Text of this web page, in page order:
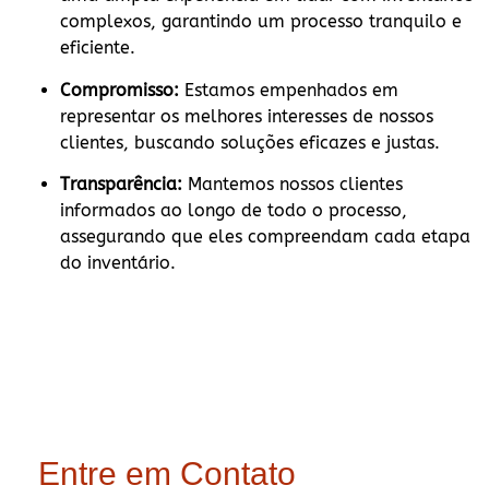
complexos, garantindo um processo tranquilo e
eficiente.
Compromisso: Estamos empenhados em
representar os melhores interesses de nossos
clientes, buscando soluções eficazes e justas.
Transparência: Mantemos nossos clientes
informados ao longo de todo o processo,
assegurando que eles compreendam cada etapa
do inventário.
Entre em Contato